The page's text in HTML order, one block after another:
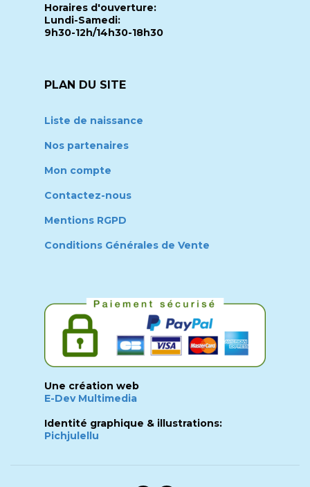
Horaires d'ouverture:
Lundi-Samedi:
9h30-12h/14h30-18h30
PLAN DU SITE
Liste de naissance
Nos partenaires
Mon compte
Contactez-nous
Mentions RGPD
Conditions Générales de Vente
Une création web
E-Dev Multimedia
Identité graphique & illustrations:
Pichjulellu